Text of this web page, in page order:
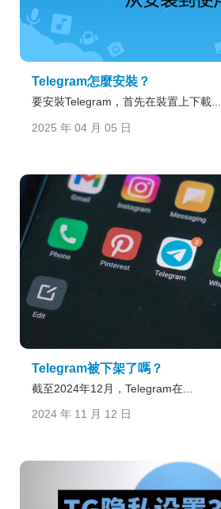
Telegram怎麼安裝？
要安裝Telegram，首先在裝置上下載...
2025 年 04 月 05 日
Telegram被下架了嗎？
截至2024年12月，Telegram在...
2024 年 11 月 12 日